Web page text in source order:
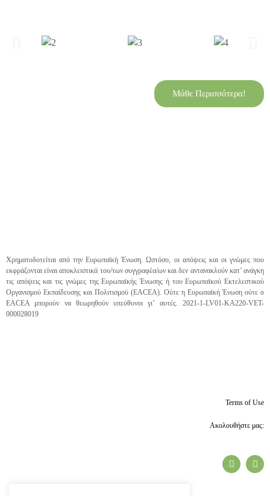
Μάθε Περισσότερα!
Χρηματοδοτείται από την Ευρωπαϊκή Ένωση. Ωστόσο, οι απόψεις και οι γνώμες που
εκφράζονται είναι αποκλειστικά του/των συγγραφέα/ων και δεν αντανακλούν κατ’ ανάγκη
τις απόψεις και τις γνώμες της Ευρωπαϊκής Ένωσης ή του Ευρωπαϊκού Εκτελεστικού
Οργανισμού Εκπαίδευσης και Πολιτισμού (EACEA). Ούτε η Ευρωπαϊκή Ένωση ούτε ο
EACEA μπορούν να θεωρηθούν υπεύθυνοι γι’ αυτές. 2021-1-LV01-KA220-VET-
000028019
Terms of Use
Ακολουθήστε μας: